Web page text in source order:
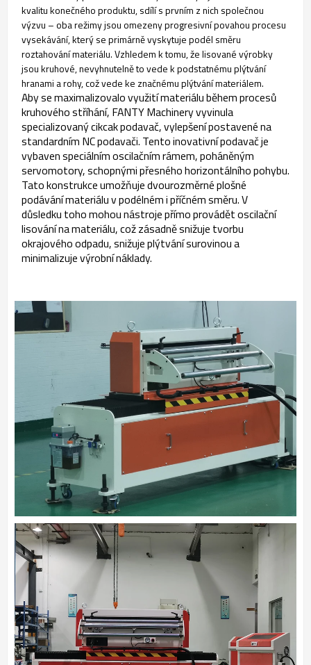
kvalitu konečného produktu, sdílí s prvním z nich společnou
výzvu – oba režimy jsou omezeny progresivní povahou procesu
vysekávání, který se primárně vyskytuje podél směru
roztahování materiálu. Vzhledem k tomu, že lisované výrobky
jsou kruhové, nevyhnutelně to vede k podstatnému plýtvání
hranami a rohy, což vede ke značnému plýtvání materiálem.
Aby se maximalizovalo využití materiálu během procesů
kruhového stříhání, FANTY Machinery vyvinula
specializovaný cikcak podavač, vylepšení postavené na
standardním NC podavači. Tento inovativní podavač je
vybaven speciálním oscilačním rámem, poháněným
servomotory, schopnými přesného horizontálního pohybu.
Tato konstrukce umožňuje dvourozměrné plošné
podávání materiálu v podélném i příčném směru. V
důsledku toho mohou nástroje přímo provádět oscilační
lisování na materiálu, což zásadně snižuje tvorbu
okrajového odpadu, snižuje plýtvání surovinou a
minimalizuje výrobní náklady.